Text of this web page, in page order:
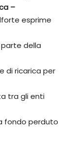
–
esprime
della
di ricarica per
tra gli enti
fondo perduto